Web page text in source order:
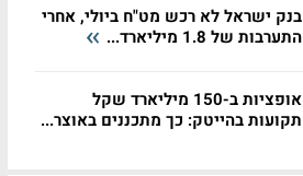
בנק ישראל לא רכש מט"ח ביולי, אחרי
התערבות של 1.8 מיליארד...
אופציות ב-150 מיליארד שקל
תקועות בהייטק: כך מתכננים באוצר...